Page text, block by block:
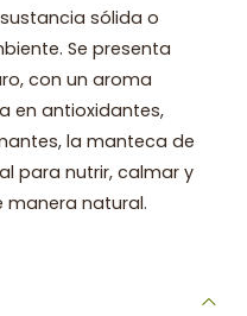
sólida o
Se presenta
con un aroma
en antioxidantes,
la manteca de
para nutrir, calmar y
manera natural.